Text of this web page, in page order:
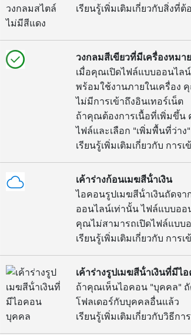
เรียนรู้เพิ่มเติมเกี่ยวกับสิ่งที่
วงกลมสีเขียวที่มีเครื่องหมา
เมื่อคุณเปิดไฟล์แบบออนไล
พร้อมใช้งานภายในเครื่อง
ไม่มีการเข้าถึงอินเทอร์เน็ต
ถ้าคุณต้องการเนื้อที่เพิ่มขึ้น
ไฟล์และเลือก "เพิ่มพื้นที่ว่าง"
เรียนรู้เพิ่มเติมเกี่ยวกับ การ
เค้าร่างก้อนเมฆสีน้ําเงิน
ไอคอนรูปเมฆสีน้ําเงินถัดจ
ออนไลน์เท่านั้น ไฟล์แบบอ
คุณไม่สามารถเปิดไฟล์แบบ
เรียนรู้เพิ่มเติมเกี่ยวกับ การ
เค้าร่างรูปเมฆสีน้ําเงินที่มีไ
ถ้าคุณเห็นไอคอน "บุคคล" ถั
โฟลเดอร์กับบุคคลอื่นแล้ว
เรียนรู้เพิ่มเติมเกี่ยวกับวิธีก